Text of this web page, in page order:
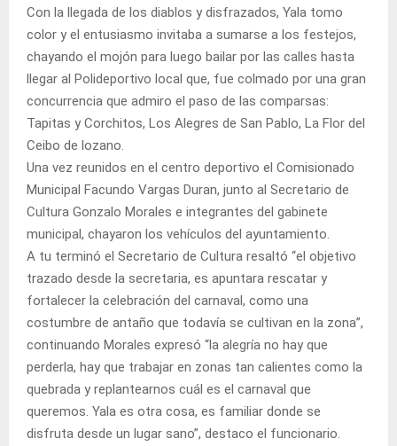
Con la llegada de los diablos y disfrazados, Yala tomo
color y el entusiasmo invitaba a sumarse a los festejos,
chayando el mojón para luego bailar por las calles hasta
llegar al Polideportivo local que, fue colmado por una gran
concurrencia que admiro el paso de las comparsas:
Tapitas y Corchitos, Los Alegres de San Pablo, La Flor del
Ceibo de lozano.
Una vez reunidos en el centro deportivo el Comisionado
Municipal Facundo Vargas Duran, junto al Secretario de
Cultura Gonzalo Morales e integrantes del gabinete
municipal, chayaron los vehículos del ayuntamiento.
A tu terminó el Secretario de Cultura resaltó “el objetivo
trazado desde la secretaria, es apuntara rescatar y
fortalecer la celebración del carnaval, como una
costumbre de antaño que todavía se cultivan en la zona”,
continuando Morales expresó “la alegría no hay que
perderla, hay que trabajar en zonas tan calientes como la
quebrada y replantearnos cuál es el carnaval que
queremos. Yala es otra cosa, es familiar donde se
disfruta desde un lugar sano”, destaco el funcionario.